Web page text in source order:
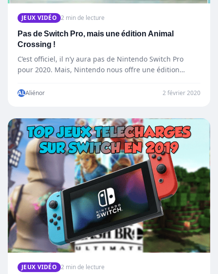
JEUX VIDÉO 2 min de lecture
Pas de Switch Pro, mais une édition Animal
Crossing !
C’est officiel, il n’y aura pas de Nintendo Switch Pro
pour 2020. Mais, Nintendo nous offre une édition…
ALAliénor 2 février 2020
JEUX VIDÉO 2 min de lecture